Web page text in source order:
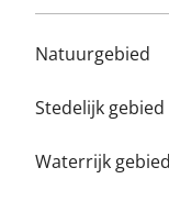
Natuurgebied
Stedelijk gebied
Waterrijk gebied